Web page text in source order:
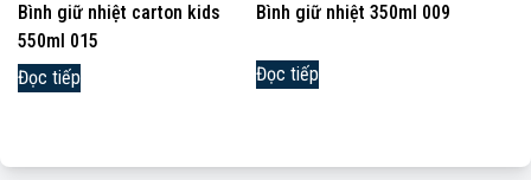
Bình giữ nhiệt carton kids
550ml 015
Đọc tiếp
Bình giữ nhiệt 350ml 009
Đọc tiếp